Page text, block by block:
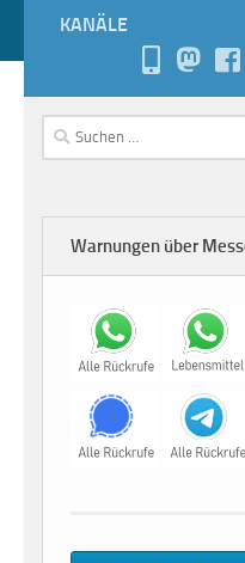
KANÄLE
Suchen
nach:
Warnungen über